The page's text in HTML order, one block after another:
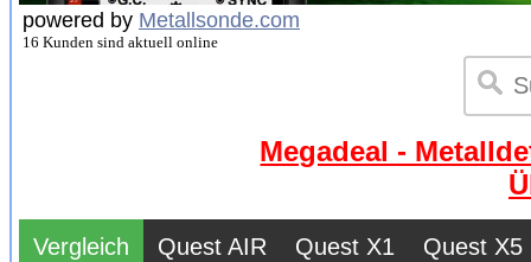
powered by Metallsonde.com
16 Kunden sind aktuell online
Megadeal -
Vergleich Quest AIR Quest X1 Quest X5